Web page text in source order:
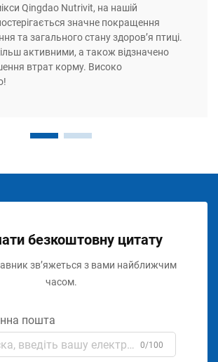
Qingdao Nutrivit, на нашій
значне покращення
та загального стану здоров’я птиці.
активними, а також відзначено
втрат корму. Високо
безкоштовну цитату
зв’яжеться з вами найближчим
часом.
пошта
0/100